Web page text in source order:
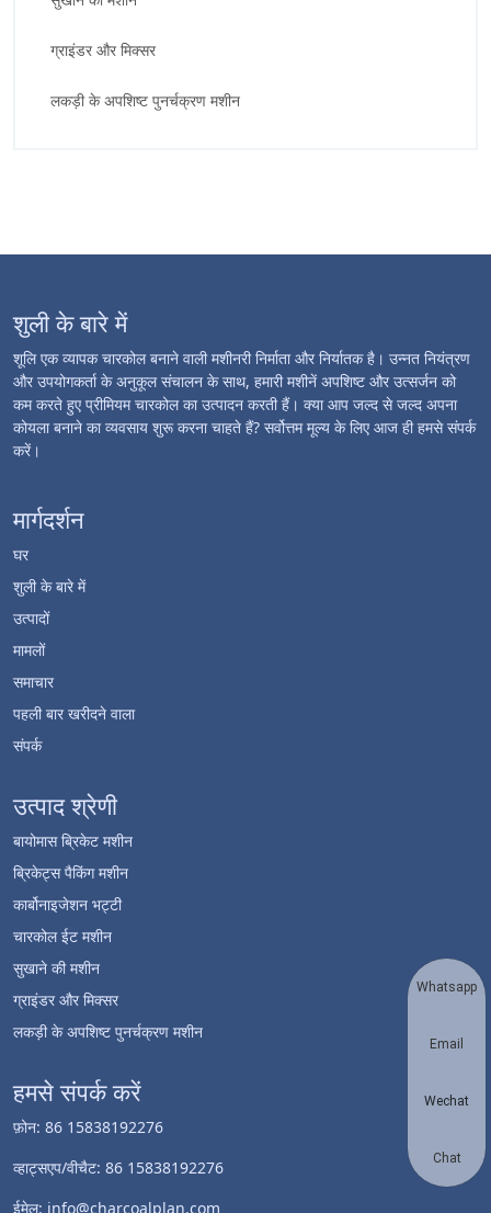
ग्राइंडर और मिक्सर
लकड़ी के अपशिष्ट पुनर्चक्रण मशीन
शुली के बारे में
शूलि एक व्यापक चारकोल बनाने वाली मशीनरी निर्माता और निर्यातक है। उन्नत नियंत्रण
और उपयोगकर्ता के अनुकूल संचालन के साथ, हमारी मशीनें अपशिष्ट और उत्सर्जन को
कम करते हुए प्रीमियम चारकोल का उत्पादन करती हैं। क्या आप जल्द से जल्द अपना
कोयला बनाने का व्यवसाय शुरू करना चाहते हैं? सर्वोत्तम मूल्य के लिए आज ही हमसे संपर्क
करें।
मार्गदर्शन
घर
शुली के बारे में
उत्पादों
मामलों
समाचार
पहली बार खरीदने वाला
संपर्क
उत्पाद श्रेणी
बायोमास ब्रिकेट मशीन
ब्रिकेट्स पैकिंग मशीन
कार्बोनाइजेशन भट्टी
चारकोल ईट मशीन
सुखाने की मशीन
ग्राइंडर और मिक्सर
लकड़ी के अपशिष्ट पुनर्चक्रण मशीन
हमसे संपर्क करें
फ़ोन: 86 15838192276
व्हाट्सएप/वीचैट: 86 15838192276
ईमेल: info@charcoalplan.com
Whatsapp
Email
Wechat
Chat